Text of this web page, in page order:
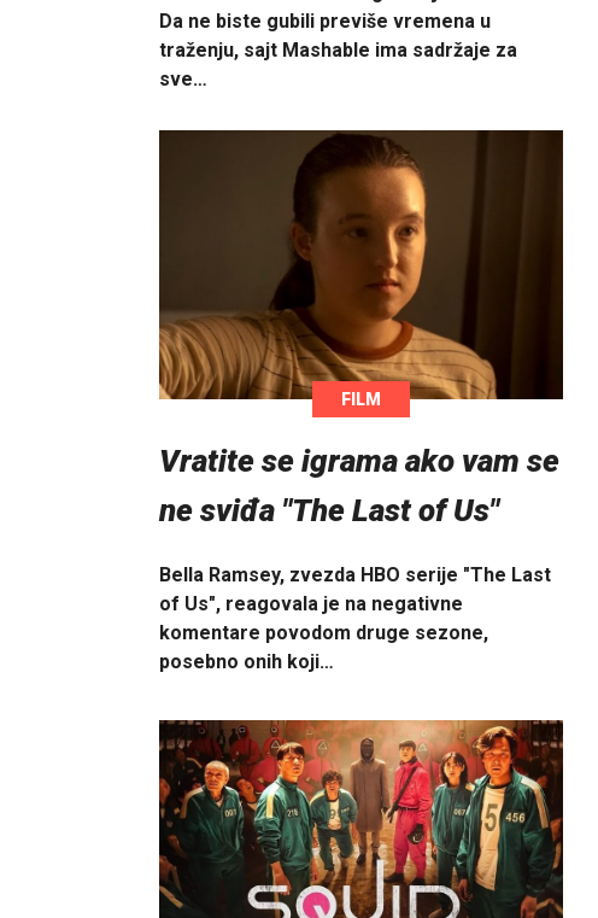
Da ne biste gubili previše vremena u
traženju, sajt Mashable ima sadržaje za
sve…
FILM
Vratite se igrama ako vam se
ne sviđa "The Last of Us"
Bella Ramsey, zvezda HBO serije "The Last
of Us", reagovala je na negativne
komentare povodom druge sezone,
posebno onih koji…